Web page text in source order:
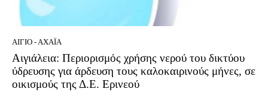
ΑΊΓΙΟ - ΑΧΑΪ́Α
Αιγιάλεια: Περιορισμός χρήσης νερού του δικτύου
ύδρευσης για άρδευση τους καλοκαιρινούς μήνες, σε
οικισμούς της Δ.Ε. Ερινεού